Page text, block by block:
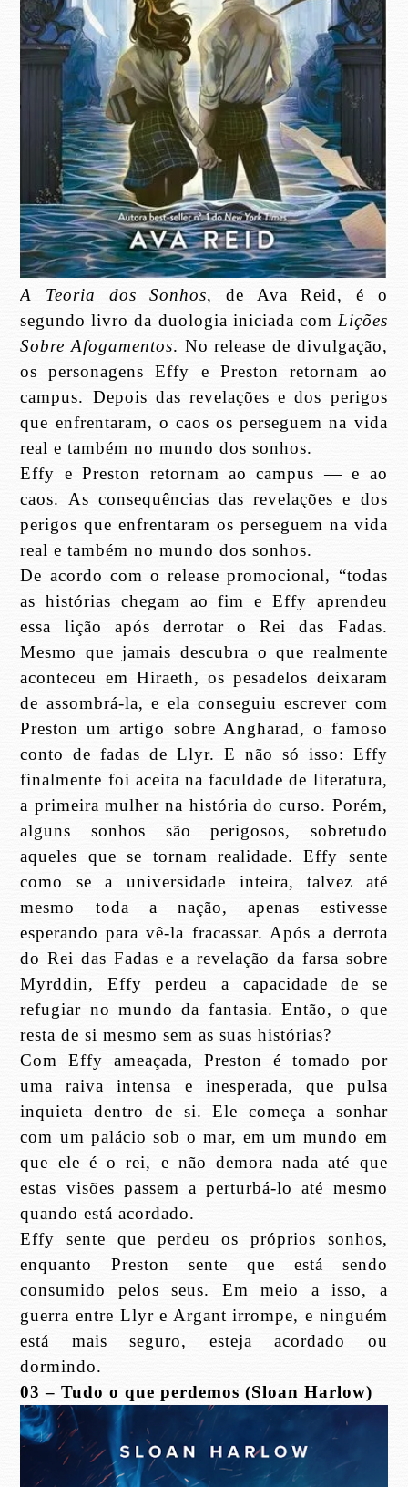
A Teoria dos Sonhos, de Ava Reid, é o
segundo livro da duologia iniciada com Lições
Sobre Afogamentos. No release de divulgação,
os personagens Effy e Preston retornam ao
campus. Depois das revelações e dos perigos
que enfrentaram, o caos os perseguem na vida
real e também no mundo dos sonhos.
Effy e Preston retornam ao campus — e ao
caos. As consequências das revelações e dos
perigos que enfrentaram os perseguem na vida
real e também no mundo dos sonhos.
De acordo com o release promocional, “todas
as histórias chegam ao fim e Effy aprendeu
essa lição após derrotar o Rei das Fadas.
Mesmo que jamais descubra o que realmente
aconteceu em Hiraeth, os pesadelos deixaram
de assombrá-la, e ela conseguiu escrever com
Preston um artigo sobre Angharad, o famoso
conto de fadas de Llyr. E não só isso: Effy
finalmente foi aceita na faculdade de literatura,
a primeira mulher na história do curso. Porém,
alguns sonhos são perigosos, sobretudo
aqueles que se tornam realidade. Effy sente
como se a universidade inteira, talvez até
mesmo toda a nação, apenas estivesse
esperando para vê-la fracassar. Após a derrota
do Rei das Fadas e a revelação da farsa sobre
Myrddin, Effy perdeu a capacidade de se
refugiar no mundo da fantasia. Então, o que
resta de si mesmo sem as suas histórias?
Com Effy ameaçada, Preston é tomado por
uma raiva intensa e inesperada, que pulsa
inquieta dentro de si. Ele começa a sonhar
com um palácio sob o mar, em um mundo em
que ele é o rei, e não demora nada até que
estas visões passem a perturbá-lo até mesmo
quando está acordado.
Effy sente que perdeu os próprios sonhos,
enquanto Preston sente que está sendo
consumido pelos seus. Em meio a isso, a
guerra entre Llyr e Argant irrompe, e ninguém
está mais seguro, esteja acordado ou
dormindo.
03 – Tudo o que perdemos (Sloan Harlow)